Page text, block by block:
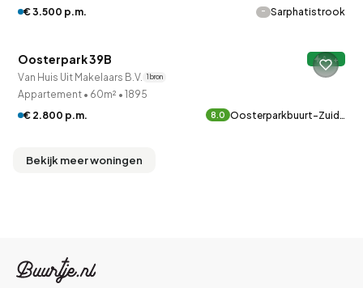
€ 3.500 p.m. - Sarphatistrook
QUICKLANE™
Oosterpark 39B A++
Van Huis Uit Makelaars B.V. 1 bron
Appartement • 60m² • 1895
€ 2.800 p.m.
8.0 Oosterparkbuurt-Zuid…
Bekijk meer woningen